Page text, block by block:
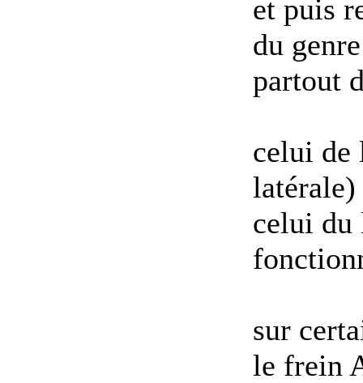
et puis
du
partout
celui de
latérale)
celui du
sur
le frein